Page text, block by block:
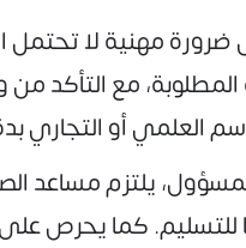
ضرورة مهنية لا
المطلوبة، مع
العلمي أو
يلتزم مساعد
للتسليم. كما يحرص